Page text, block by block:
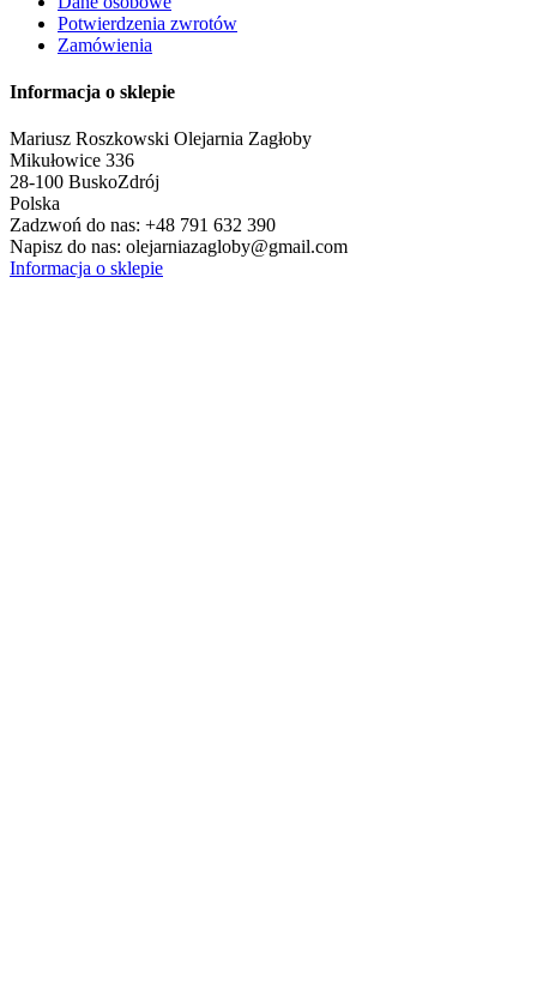
Potwierdzenia zwrotów
Zamówienia
Informacja o sklepie
Mariusz Roszkowski Olejarnia Zagłoby
Mikułowice 336
28-100 Busko­Zdrój
Polska
Zadzwoń do nas: +48 791 632 390
Napisz do nas: olejarniazagloby@gmail.com
Informacja o sklepie